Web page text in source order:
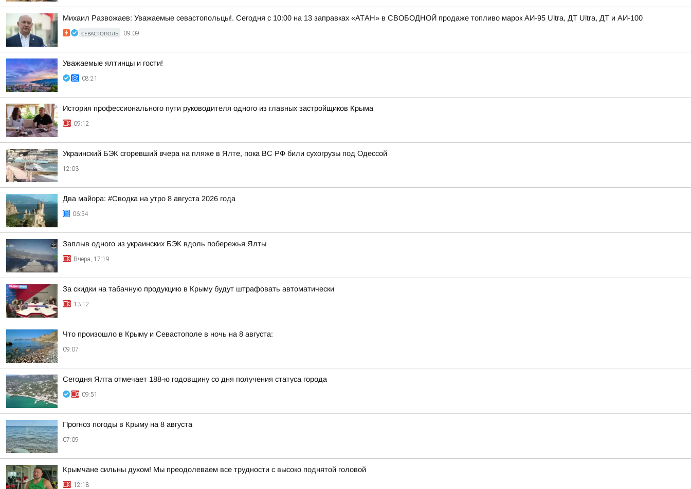
Михаил Развожаев: Уважаемые севастопольцы!. Сегодня с 10:00 на 13 заправках «АТАН» в СВОБОДНОЙ продаже топливо марок АИ-95 Ultra, ДТ Ultra, ДТ и АИ-100
СЕВАСТОПОЛЬ 09:09
Уважаемые ялтинцы и гости!
08:21
История профессионального пути руководителя одного из главных застройщиков Крыма
09:12
Украинский БЭК сгоревший вчера на пляже в Ялте, пока ВС РФ били сухогрузы под Одессой
12:03
Два майора: #Сводка на утро 8 августа 2026 года
06:54
Заплыв одного из украинских БЭК вдоль побережья Ялты
Вчера, 17:19
За скидки на табачную продукцию в Крыму будут штрафовать автоматически
13:12
Что произошло в Крыму и Севастополе в ночь на 8 августа:
09:07
Сегодня Ялта отмечает 188-ю годовщину со дня получения статуса города
09:51
Прогноз погоды в Крыму на 8 августа
07:09
Крымчане сильны духом! Мы преодолеваем все трудности с высоко поднятой головой
12:18